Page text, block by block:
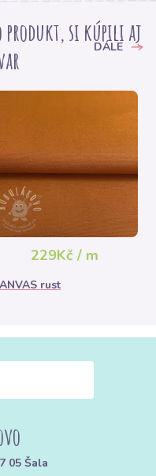
si kúpili aj
DÁLE
229Kč / m
rust
05 Šala